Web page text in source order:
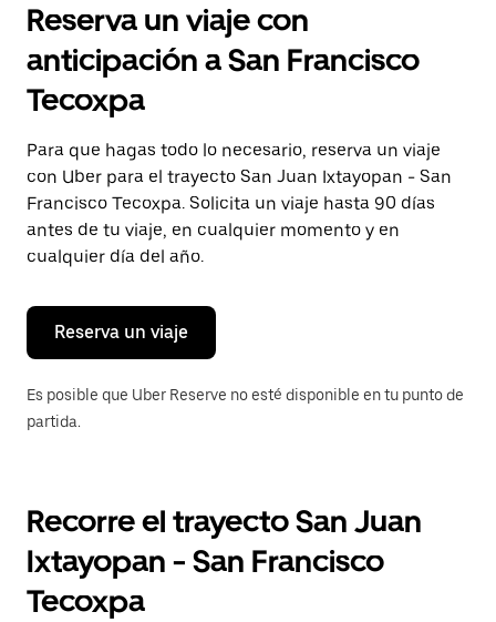
el
y
selecciona
una
Presiona
la
tecla Esc
para
cerrar
el
calendario.
Reserva un viaje con
anticipación a San Francisco
Tecoxpa
Para que hagas todo lo necesario, reserva un viaje
con Uber para el trayecto San Juan Ixtayopan - San
Francisco Tecoxpa. Solicita un viaje hasta 90 días
antes de tu viaje, en cualquier momento y en
cualquier día del año.
Reserva un viaje
Es posible que Uber Reserve no esté disponible en tu punto de
partida.
Recorre el trayecto San Juan
Ixtayopan - San Francisco
Tecoxpa